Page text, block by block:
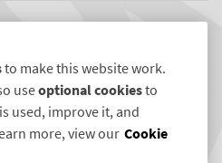
to make this website work.
useoptional cookiesto
used, improve it, and
more, view our Cookie